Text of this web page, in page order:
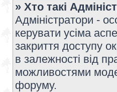
» Хто такі
Адміністратори -
керувати усіма
закриття доступу
в залежності від
можливостями
форуму.